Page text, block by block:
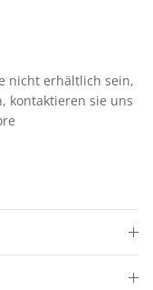
nicht erhältlich sein,
kontaktieren sie uns